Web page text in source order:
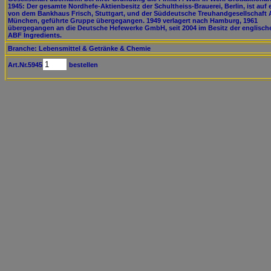
1945: Der gesamte Nordhefe-Aktienbesitz der Schultheiss-Brauerei, Berlin, ist auf
von dem Bankhaus Frisch, Stuttgart, und der Süddeutsche Treuhandgesellschaft
München, geführte Gruppe übergegangen. 1949 verlagert nach Hamburg, 1961
übergegangen an die Deutsche Hefewerke GmbH, seit 2004 im Besitz der
ABF Ingredients.
Branche: Lebensmittel & Getränke & Chemie
Art.Nr.5945 bestellen